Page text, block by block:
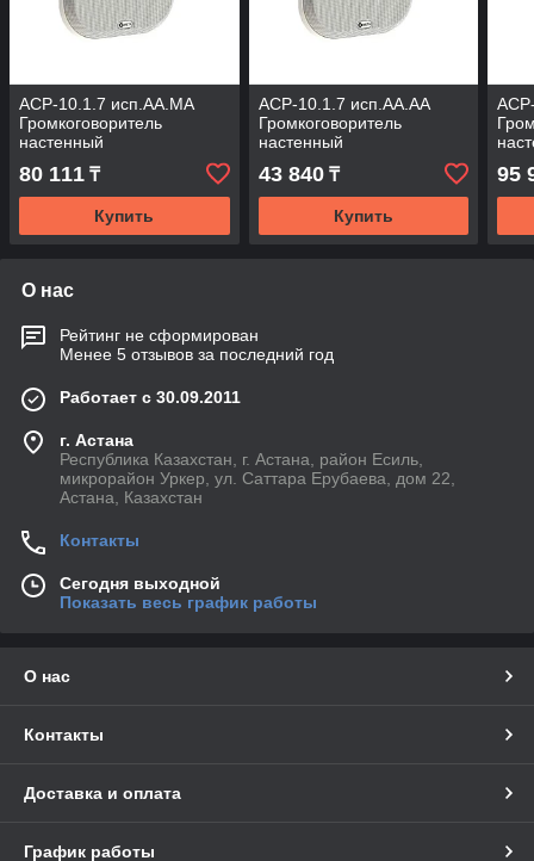
АСР-10.1.7 исп.АА.МА
Громкоговоритель
настенный
80 111 ₸
Купить
АСР-10.1.7 исп.АА.АА
Громкоговоритель
настенный
43 840₸
Купить
95
О нас
Рейтинг не сформирован
Менее 5 отзывов за последний год
Работает с 30.09.2011
г. Астана
Республика Казахстан, г. Астана, район Есиль,
микрорайон Уркер, ул. Саттара Ерубаева, дом 22,
Астана, Казахстан
Контакты
Сегодня выходной
Показать весь график работы
О нас
Контакты
Доставка и оплата
График работы